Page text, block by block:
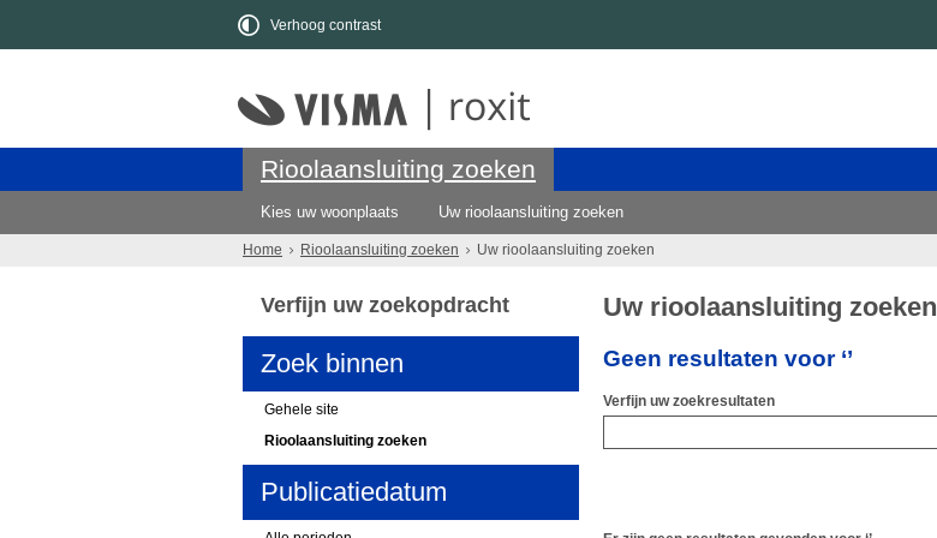
Verhoog contrast
Rioolaansluiting zoeken
Kies uw woonplaats Uw rioolaansluiting zoeken
Home Rioolaansluiting zoeken Uw rioolaansluiting zoeken
Uw rioolaansluiting zoeken
Geen resultaten voor ‘’
Verfijn uw zoekresultaten
Verfijn uw zoekopdracht
Zoek binnen
Gehele site
Rioolaansluiting zoeken
Publicatiedatum